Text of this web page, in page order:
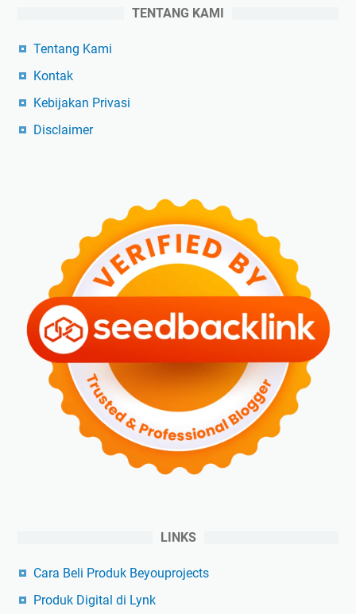
TENTANG KAMI
Tentang Kami
Kontak
Kebijakan Privasi
Disclaimer
LINKS
Cara Beli Produk Beyouprojects
Produk Digital di Lynk